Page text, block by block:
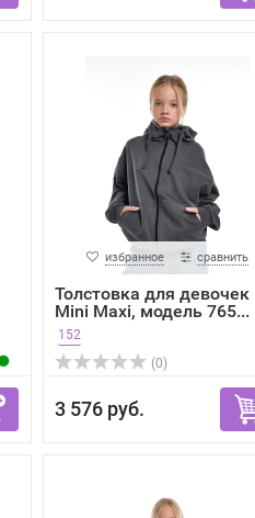
избранное сравнить
Толстовка для девочек
Mini Maxi, модель 765...
152
(0)
3 576 руб.